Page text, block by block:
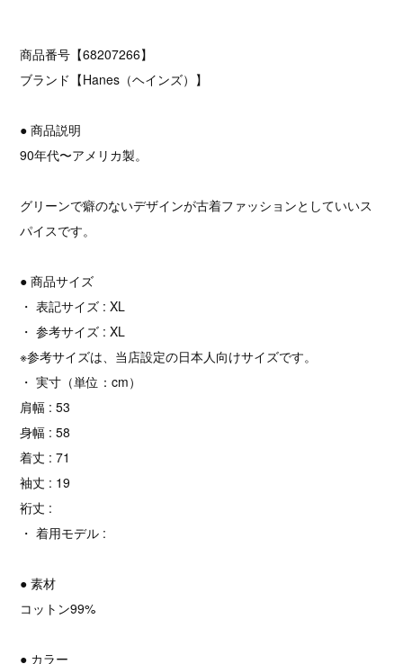
商品番号【68207266】
ブランド【Hanes（ヘインズ）】
● 商品説明
90年代〜アメリカ製。
グリーンで癖のないデザインが古着ファッションとしていいス
パイスです。
● 商品サイズ
・ 表記サイズ : XL
・ 参考サイズ : XL
※参考サイズは、当店設定の日本人向けサイズです。
・ 実寸（単位：cm）
肩幅 : 53
身幅 : 58
着丈 : 71
袖丈 : 19
裄丈 :
・ 着用モデル :
● 素材
コットン99%
● カラー